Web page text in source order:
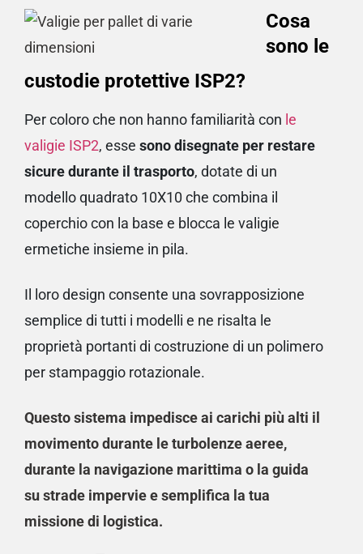
Cosa
sono le
custodie protettive ISP2?
Per coloro che non hanno familiarità con le
valigie ISP2, esse sono disegnate per restare
sicure durante il trasporto, dotate di un
modello quadrato 10X10 che combina il
coperchio con la base e blocca le valigie
ermetiche insieme in pila.
Il loro design consente una sovrapposizione
semplice di tutti i modelli e ne risalta le
proprietà portanti di costruzione di un polimero
per stampaggio rotazionale.
Questo sistema impedisce ai carichi più alti il
movimento durante le turbolenze aeree,
durante la navigazione marittima o la guida
su strade impervie e semplifica la tua
missione di logistica.